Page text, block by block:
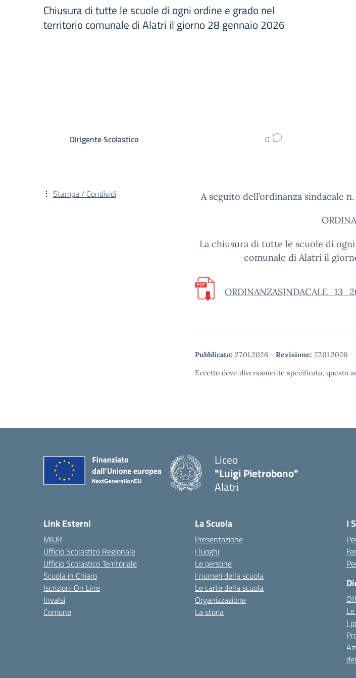
Chiusura di tutte le scuole di ogni ordine e grado nel
territorio comunale di Alatri il giorno 28 gennaio 2026
Dirigente Scolastico 0
A seguito dell’ordinanza sindacale
La chiusura di tutte le scuole di
comunale di Alatri il
Pubblicato: 27.01.2026 - Revisione: 27.01.2026
Eccetto dove diversamente specificato, questo
Stampa / Condividi
Liceo
"Luigi Pietrobono"
Alatri
Link Esterni
MIUR
Ufficio Scolastico Regionale
Ufficio Scolastico Territoriale
Scuola in Chiaro
Iscrizioni On Line
Invalsi
Comune
La Scuola
Presentazione
I luoghi
Le persone
I numeri della scuola
Le carte della scuola
Organizzazione
La storia
I
I